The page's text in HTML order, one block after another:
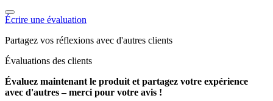
Écrire une évaluation
Partagez vos réflexions avec d'autres clients
Évaluations des clients
Évaluez maintenant le produit et partagez votre expérience
avec d'autres – merci pour votre avis !